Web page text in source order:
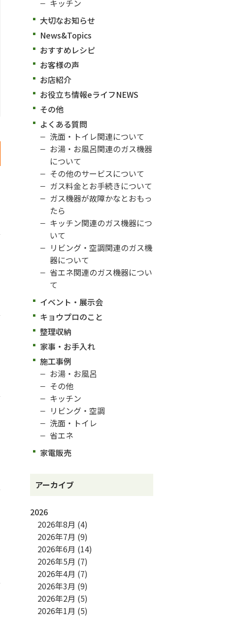
キッチン
大切なお知らせ
News&Topics
おすすめレシピ
お客様の声
お店紹介
お役立ち情報eライフNEWS
その他
よくある質問
洗面・トイレ関連について
お湯・お風呂関連のガス機器
について
その他のサービスについて
ガス料金とお手続きについて
ガス機器が故障かなとおもっ
たら
キッチン関連のガス機器につ
いて
リビング・空調関連のガス機
器について
省エネ関連のガス機器につい
て
イベント・展示会
キョウプロのこと
整理収納
家事・お手入れ
施工事例
お湯・お風呂
その他
キッチン
リビング・空調
洗面・トイレ
省エネ
家電販売
アーカイブ
2026
2026年8月 (4)
2026年7月 (9)
2026年6月 (14)
2026年5月 (7)
2026年4月 (7)
2026年3月 (9)
2026年2月 (5)
2026年1月 (5)